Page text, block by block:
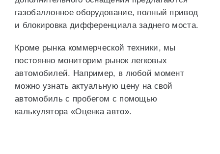
газобаллонное оборудование, полный привод
и блокировка дифференциала заднего моста.
Кроме рынка коммерческой техники, мы
постоянно мониторим рынок легковых
автомобилей. Например, в любой момент
можно узнать актуальную цену на свой
автомобиль с пробегом с помощью
калькулятора «Оценка авто».